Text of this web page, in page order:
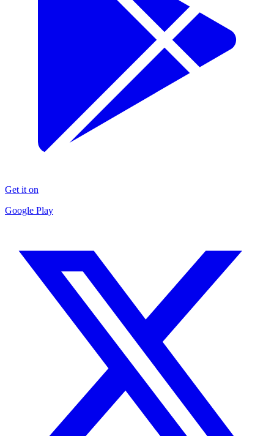
Get it on
Google Play